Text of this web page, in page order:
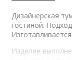
Дизайнерская
гостиной.
Изделие